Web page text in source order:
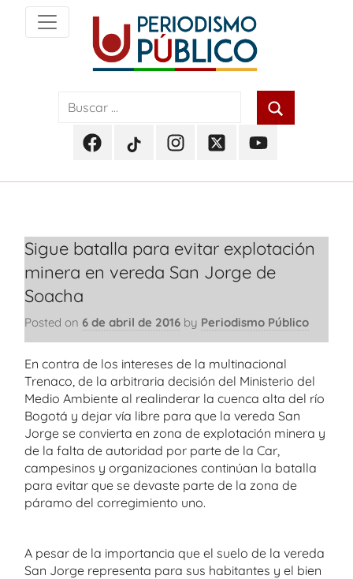
content
Periodismo
PúblicoFacebook
Periodismo
TikTok
Periodismo
InstagramTwitterYoutube
Sigue batalla para evitar explotación
minera en vereda San Jorge de
Soacha
Posted on 6 de abril de 2016 by Periodismo Público
En contra de los intereses de la multinacional
Trenaco, de la arbitraria decisión del Ministerio del
Medio Ambiente al realinderar la cuenca alta del río
Bogotá y dejar vía libre para que la vereda San
Jorge se convierta en zona de explotación minera y
de la falta de autoridad por parte de la Car,
campesinos y organizaciones continúan la batalla
para evitar que se devaste parte de la zona de
páramo del corregimiento uno.
A pesar de la importancia que el suelo de la vereda
San Jorge representa para sus habitantes y el bien